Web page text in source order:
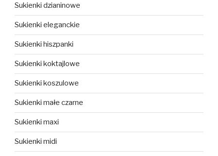
Sukienki dzianinowe
Sukienki eleganckie
Sukienki hiszpanki
Sukienki koktajlowe
Sukienki koszulowe
Sukienki małe czarne
Sukienki maxi
Sukienki midi